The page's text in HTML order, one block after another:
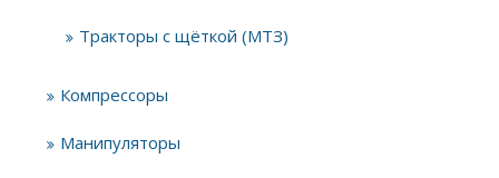
Тракторы с щёткой (МТЗ)
Компрессоры
Манипуляторы